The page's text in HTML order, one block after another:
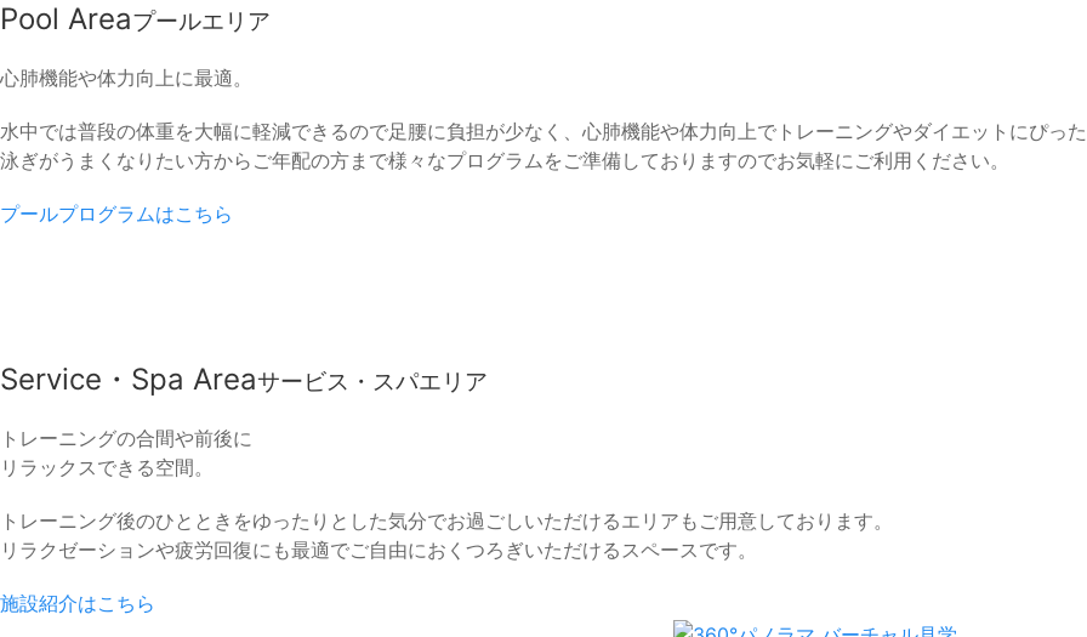
Pool Areaプールエリア
心肺機能や体力向上に最適。
水中では普段の体重を大幅に軽減できるので足腰に負担が少なく、心肺機能や体力向上でトレーニングやダイエットにぴっ
泳ぎがうまくなりたい方からご年配の方まで様々なプログラムをご準備しておりますのでお気軽にご利用ください。
プールプログラムはこちら
Service・Spa Areaサービス・スパエリア
トレーニングの合間や前後に
リラックスできる空間。
トレーニング後のひとときをゆったりとした気分でお過ごしいただけるエリアもご用意しております。
リラクゼーションや疲労回復にも最適でご自由におくつろぎいただけるスペースです。
施設紹介はこちら